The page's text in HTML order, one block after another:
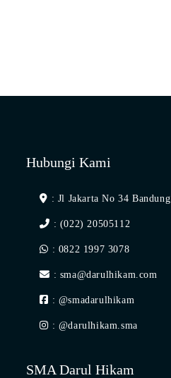
Hubungi Kami
: Jl Jakarta No 34 Bandung
: (022) 20505112
: 0822 1997 3078
: sma@darulhikam.com
: @smadarulhikam
: @darulhikam.sma
SMA Darul Hikam